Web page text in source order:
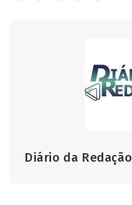
Diário da Redação